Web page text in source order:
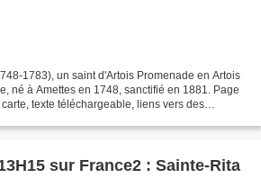
1783), un saint d'Artois Promenade en Artois
né à Amettes en 1748, sanctifié en 1881. Page
texte téléchargeable, liens vers des
sur France2 : Sainte-Rita